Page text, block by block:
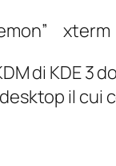
di KDE 3
il cui